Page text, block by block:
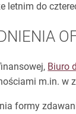
letnim do
Biuro
m.in. w
formy